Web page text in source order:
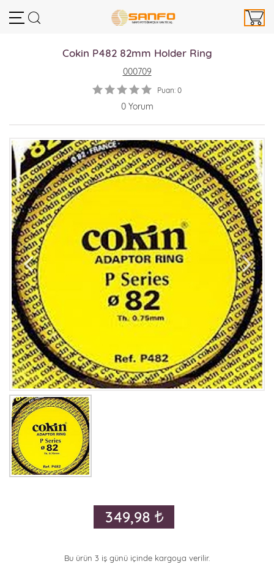
Cokin P482 82mm Holder Ring
000709
Puan: 0
0 Yorum
349,98
Bu ürün 3 iş günü içinde kargoya verilir.